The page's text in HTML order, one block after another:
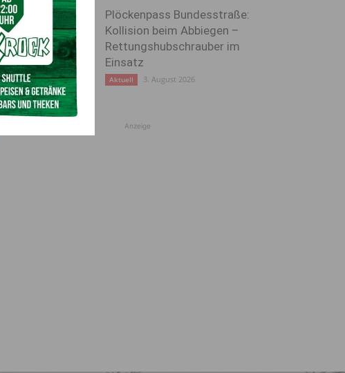
Plöckenpass Bundesstraße:
Kollision beim Abbiegen –
Rettungshubschrauber im
Einsatz
Aktuell 3. August 2026
Anzeige